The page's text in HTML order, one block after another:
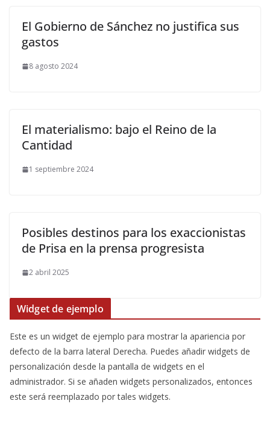
El Gobierno de Sánchez no justifica sus
gastos
8 agosto 2024
El materialismo: bajo el Reino de la
Cantidad
1 septiembre 2024
Posibles destinos para los exaccionistas
de Prisa en la prensa progresista
2 abril 2025
Widget de ejemplo
Este es un widget de ejemplo para mostrar la apariencia por
defecto de la barra lateral Derecha. Puedes añadir widgets de
personalización desde la pantalla de widgets en el
administrador. Si se añaden widgets personalizados, entonces
este será reemplazado por tales widgets.